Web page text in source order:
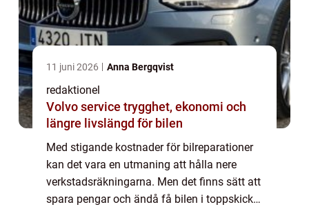
11 juni 2026 Anna Bergqvist
redaktionel
Volvo service trygghet, ekonomi och
längre livslängd för bilen
Med stigande kostnader för bilreparationer
kan det vara en utmaning att hålla nere
verkstadsräkningarna. Men det finns sätt att
spara pengar och ändå få bilen i toppskick. I